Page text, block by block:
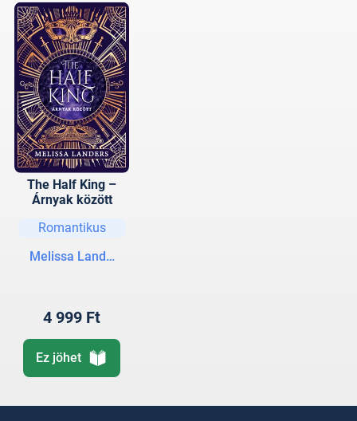
The Half King –
Árnyak között
Romantikus
Melissa Landers
4 999 Ft
Ez jöhet